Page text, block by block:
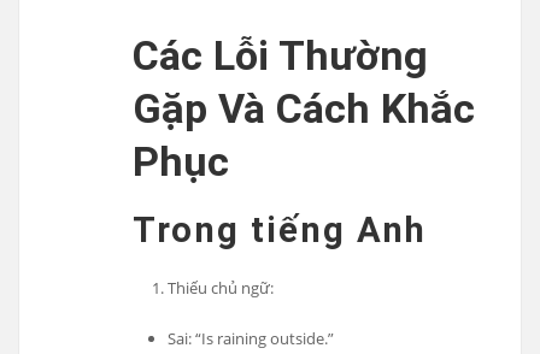
Các Lỗi Thường
Gặp Và Cách Khắc
Phục
Trong tiếng Anh
Thiếu chủ ngữ:
Sai: “Is raining outside.”